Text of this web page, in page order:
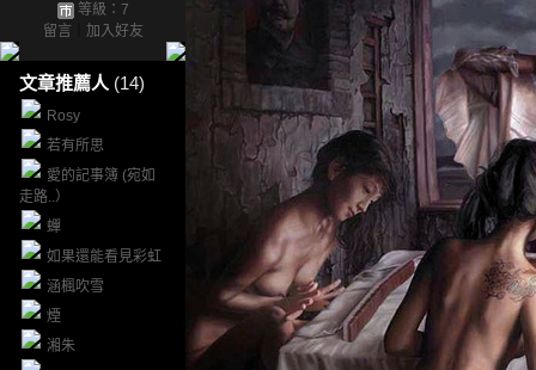
等級：7
留言
加入好友
文章推薦人 (14)
Rosy
若有所思
愛的記事簿 (宛如
走路..）
蟬
如果還能看見彩虹
涵楓吹雪
煙
湘朱